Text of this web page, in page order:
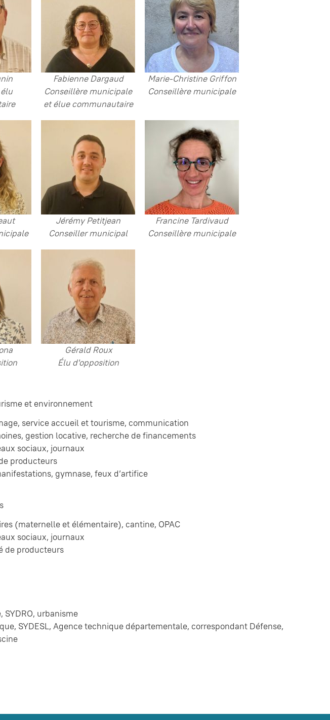
Fabienne Dargaud
Conseillère municipale
et élue communautaire
Marie-Christine Griffon
Conseillère municipale
Jérémy Petitjean
Conseiller municipal
Francine Tardivaud
Conseillère municipale
Gérald Roux
Élu d'opposition
et environnement
service accueil et tourisme, communication
gestion locative, recherche de financements
sociaux, journaux
producteurs
gymnase, feux d’artifice
(maternelle et élémentaire), cantine, OPAC
sociaux, journaux
de producteurs
SYDRO, urbanisme
SYDESL, Agence technique départementale, correspondant Défense,